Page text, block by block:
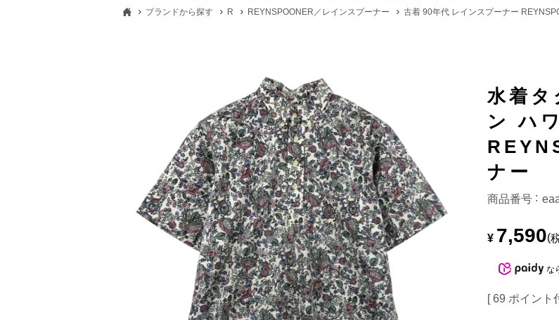
ブランドから探す
R REYNSPOONER／レインスプーナー 古着 90年代 レインスプーナー
水着
ン ハ
ナー
商品番号
¥ 7,590
な
[ 69 ポイント